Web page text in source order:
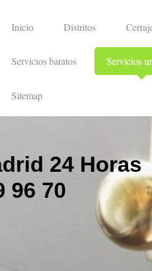
Inicio Distritos
Servicios baratos Servicios
Sitemap
24 Horas
96 70